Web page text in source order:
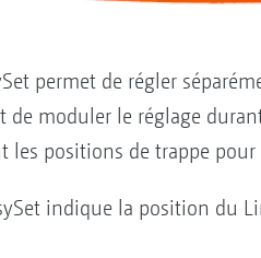
permet de régler
de moduler le réglage
les positions de trappe
indique la position du